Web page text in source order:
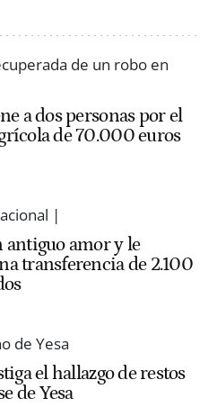
a dos personas por el
de 70.000 euros
antiguo amor y le
transferencia de 2.100
el hallazgo de restos
de Yesa